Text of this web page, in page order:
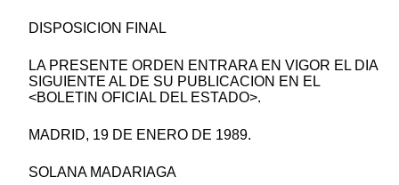
DISPOSICION FINAL
LA PRESENTE ORDEN ENTRARA EN VIGOR EL DIA
SIGUIENTE AL DE SU PUBLICACION EN EL
<BOLETIN OFICIAL DEL ESTADO>.
MADRID, 19 DE ENERO DE 1989.
SOLANA MADARIAGA